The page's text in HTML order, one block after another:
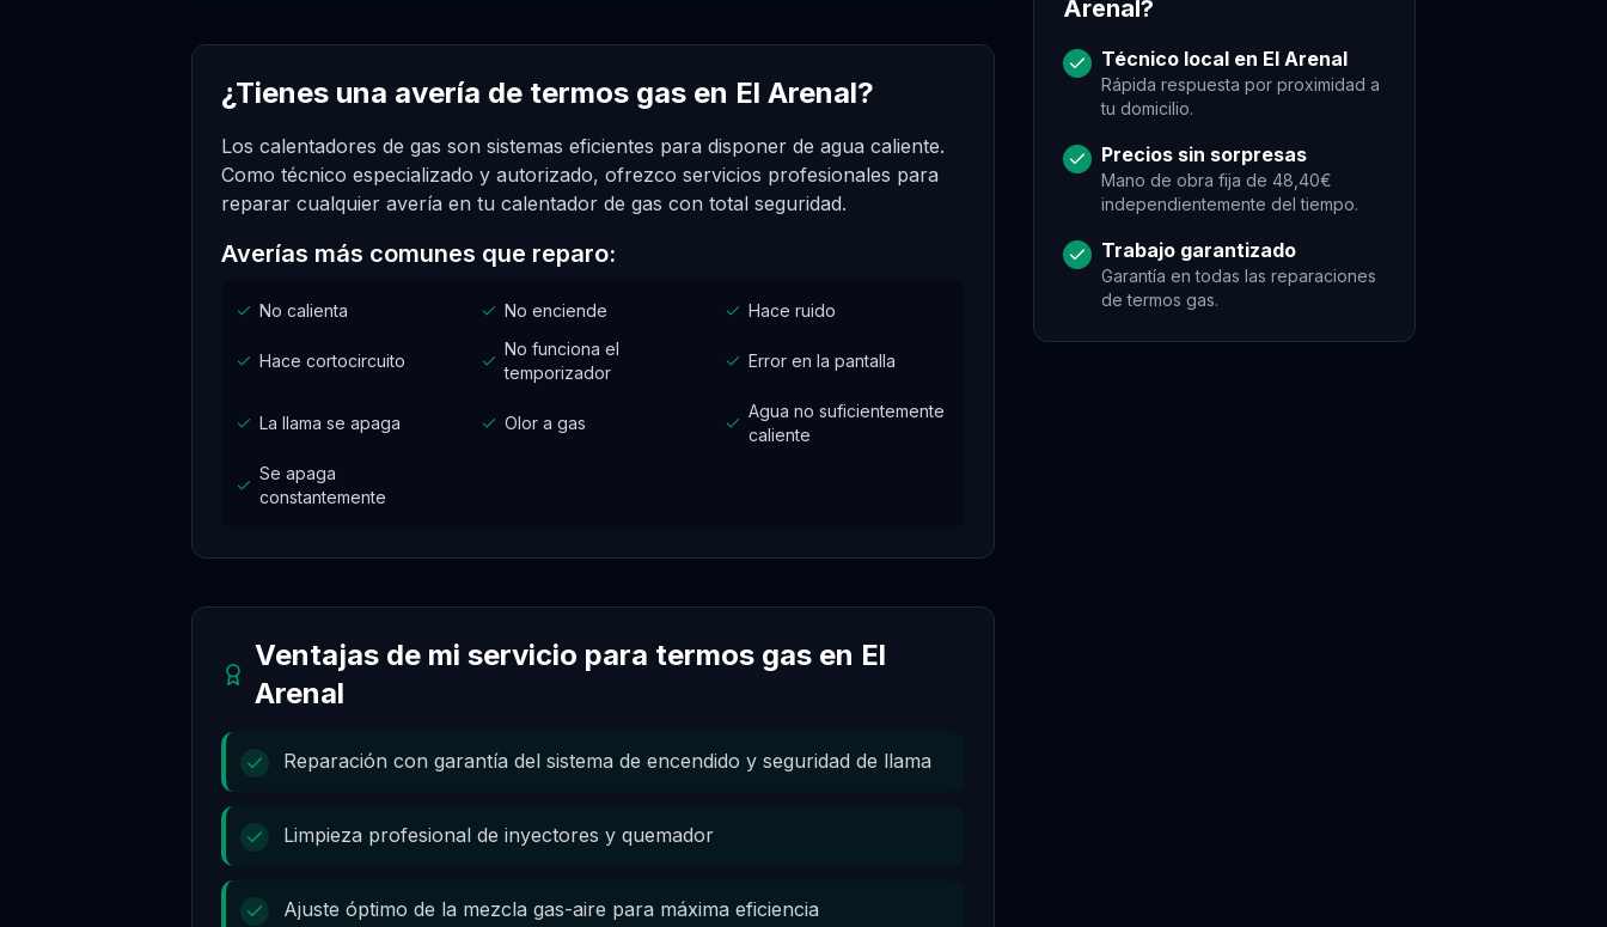
¿Tienes una avería de termos gas en El Arenal?
Los calentadores de gas son sistemas eficientes para disponer de agua caliente.
Como técnico especializado y autorizado, ofrezco servicios profesionales para
reparar cualquier avería en tu calentador de gas con total seguridad.
Averías más comunes que reparo:
No calienta No enciende Hace ruido
Hace cortocircuito
No funciona el
temporizador
Error en la pantalla
La llama se apaga Olor a gas
Agua no suficientemente
caliente
Se apaga
constantemente
Ventajas de mi servicio para termos gasen El
Arenal
Reparación con garantía del sistema de encendido y seguridad de llama
Limpieza profesional de inyectores y quemador
Ajuste óptimo de la mezcla gas-aire para máxima eficiencia
Arenal?
Técnico local en El Arenal
Rápida respuesta por proximidad a
tu domicilio.
Precios sin sorpresas
Mano de obra fija de 48,40€
independientemente del tiempo.
Trabajo garantizado
Garantía en todas las reparaciones
determos gas.